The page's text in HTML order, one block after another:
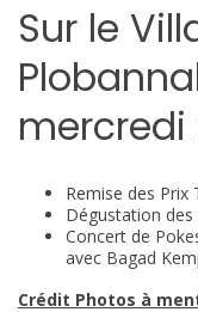
Sur le
mercredi
Remise des Prix
Dégustation
Concert de
avec Bagad
Crédit Photos à